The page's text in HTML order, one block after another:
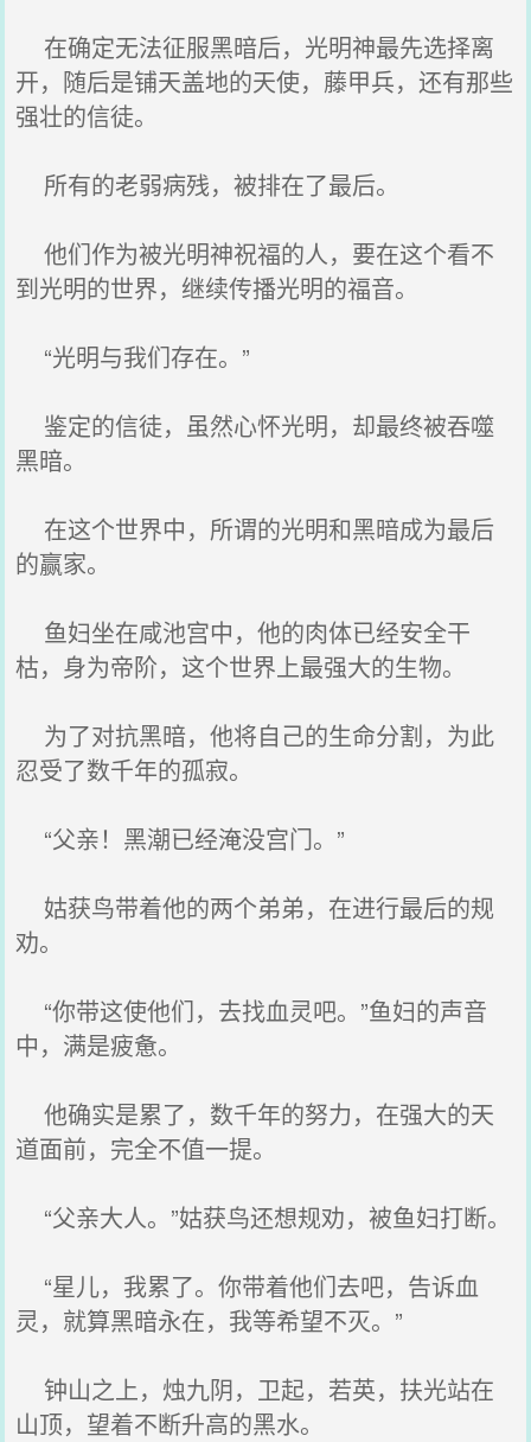
在确定无法征服黑暗后，光明神最先选择离
开，随后是铺天盖地的天使，藤甲兵，还有那些
强壮的信徒。
所有的老弱病残，被排在了最后。
他们作为被光明神祝福的人，要在这个看不
到光明的世界，继续传播光明的福音。
“光明与我们存在。”
鉴定的信徒，虽然心怀光明，却最终被吞噬
黑暗。
在这个世界中，所谓的光明和黑暗成为最后
的赢家。
鱼妇坐在咸池宫中，他的肉体已经安全干
枯，身为帝阶，这个世界上最强大的生物。
为了对抗黑暗，他将自己的生命分割，为此
忍受了数千年的孤寂。
“父亲！黑潮已经淹没宫门。”
姑获鸟带着他的两个弟弟，在进行最后的规
劝。
“你带这使他们，去找血灵吧。”鱼妇的声音
中，满是疲惫。
他确实是累了，数千年的努力，在强大的天
道面前，完全不值一提。
“父亲大人。”姑获鸟还想规劝，被鱼妇打断。
“星儿，我累了。你带着他们去吧，告诉血
灵，就算黑暗永在，我等希望不灭。”
钟山之上，烛九阴，卫起，若英，扶光站在
山顶，望着不断升高的黑水。